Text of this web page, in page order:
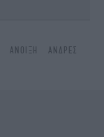
ΆΝΟΙΞΗ
ΆΝΔΡΕΣ